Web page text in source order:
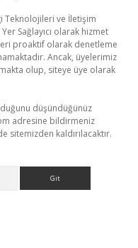
Teknolojileri ve İletişim
Sağlayıcı olarak hizmet
proaktif olarak denetleme
Ancak, üyelerimiz
olup, siteye üye olarak
düşündüğünüz
adresine bildirmeniz
sitemizden kaldırılacaktır.